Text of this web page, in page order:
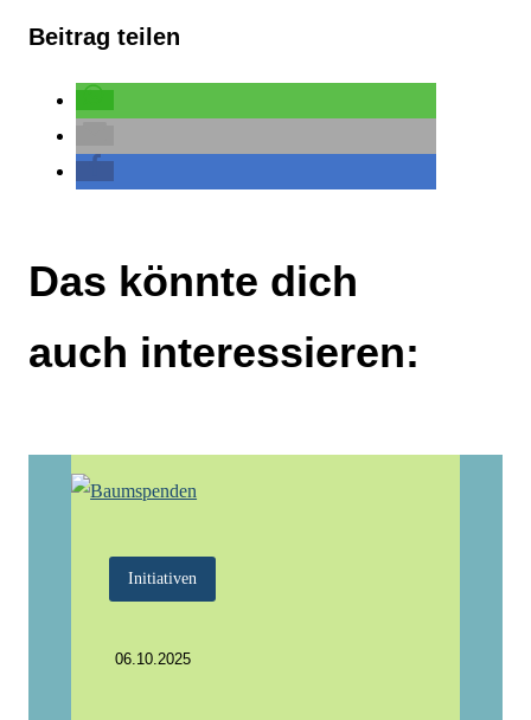
Beitrag teilen
Das könnte dich
auch interessieren:
Initiativen
06.10.2025